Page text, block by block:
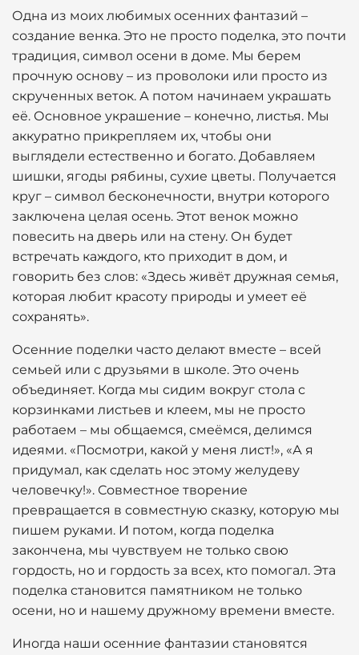
Одна из моих любимых осенних фантазий –
создание венка. Это не просто поделка, это почти
традиция, символ осени в доме. Мы берем
прочную основу – из проволоки или просто из
скрученных веток. А потом начинаем украшать
её. Основное украшение – конечно, листья. Мы
аккуратно прикрепляем их, чтобы они
выглядели естественно и богато. Добавляем
шишки, ягоды рябины, сухие цветы. Получается
круг – символ бесконечности, внутри которого
заключена целая осень. Этот венок можно
повесить на дверь или на стену. Он будет
встречать каждого, кто приходит в дом, и
говорить без слов: «Здесь живёт дружная семья,
которая любит красоту природы и умеет её
сохранять».
Осенние поделки часто делают вместе – всей
семьей или с друзьями в школе. Это очень
объединяет. Когда мы сидим вокруг стола с
корзинками листьев и клеем, мы не просто
работаем – мы общаемся, смеёмся, делимся
идеями. «Посмотри, какой у меня лист!», «А я
придумал, как сделать нос этому желудеву
человечку!». Совместное творение
превращается в совместную сказку, которую мы
пишем руками. И потом, когда поделка
закончена, мы чувствуем не только свою
гордость, но и гордость за всех, кто помогал. Эта
поделка становится памятником не только
осени, но и нашему дружному времени вместе.
Иногда наши осенние фантазии становятся